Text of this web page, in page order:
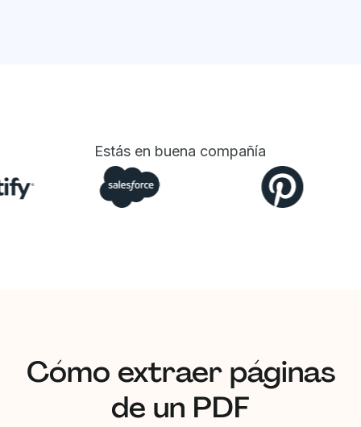
Estás en buena compañía
Cómo extraer páginas
de un PDF